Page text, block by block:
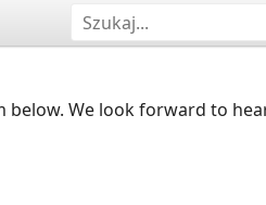
below. We look forward to